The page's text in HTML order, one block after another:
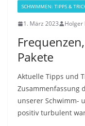
SCHWIMMEN: TIPPS &
1. März 2023 Holger
Pakete
Aktuelle Tipps und
Zusammenfassung
unserer Schwimm-
positiv turbulent